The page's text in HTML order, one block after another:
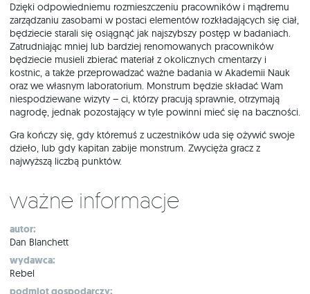
Dzięki odpowiedniemu rozmieszczeniu pracowników i mądremu
zarządzaniu zasobami w postaci elementów rozkładających się ciał,
będziecie starali się osiągnąć jak najszybszy postęp w badaniach.
Zatrudniając mniej lub bardziej renomowanych pracowników
będziecie musieli zbierać materiał z okolicznych cmentarzy i
kostnic, a także przeprowadzać ważne badania w Akademii Nauk
oraz we własnym laboratorium. Monstrum będzie składać Wam
niespodziewane wizyty – ci, którzy pracują sprawnie, otrzymają
nagrodę, jednak pozostający w tyle powinni mieć się na baczności.
Gra kończy się, gdy któremuś z uczestników uda się ożywić swoje
dzieło, lub gdy kapitan zabije monstrum. Zwycięża gracz z
najwyższą liczbą punktów.
Ważne informacje
autor:
Dan Blanchett
wydawca:
Rebel